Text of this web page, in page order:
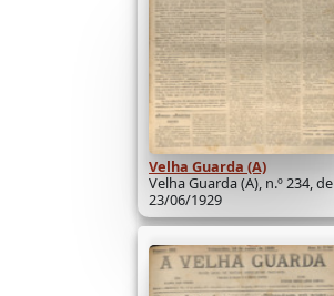
Velha Guarda (A)
Velha Guarda (A), n.º 234, de
23/06/1929